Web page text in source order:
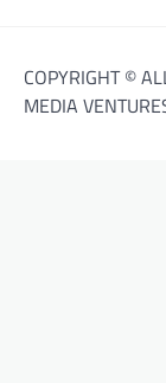
COPYRIGHT ©
MEDIA